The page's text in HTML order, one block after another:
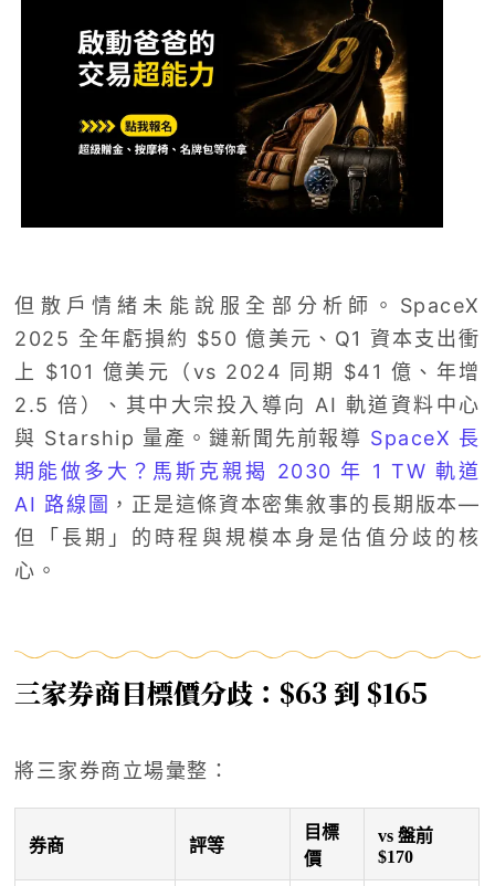
但散戶情緒未能說服全部分析師。SpaceX
2025 全年虧損約 $50 億美元、Q1 資本支出衝
上 $101 億美元（vs 2024 同期 $41 億、年增
2.5 倍）、其中大宗投入導向 AI 軌道資料中心
與 Starship 量產。鏈新聞先前報導 SpaceX 長
期能做多大？馬斯克親揭 2030 年 1 TW 軌道
AI 路線圖 ，正是這條資本密集敘事的長期版本—
但「長期」的時程與規模本身是估值分歧的核
心。
三家券商目標價分歧：$63 到 $165
將三家券商立場彙整：
券商 評等
目標
價
vs 盤前
$170